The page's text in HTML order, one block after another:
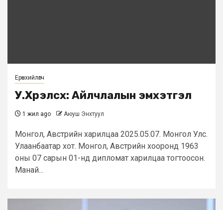
Ерөнхийлөгч
У.Хүрэлсүх: Айлчлалын эмхэтгэл
1 жил ago Аюуш Энхтуул
Монгол, Австрийн харилцаа 2025.05.07. Монгол Улс.
Улаанбаатар хот. Монгол, Австрийн хооронд 1963
оны 07 сарын 01-нд дипломат харилцаа тогтоосон.
Манай...